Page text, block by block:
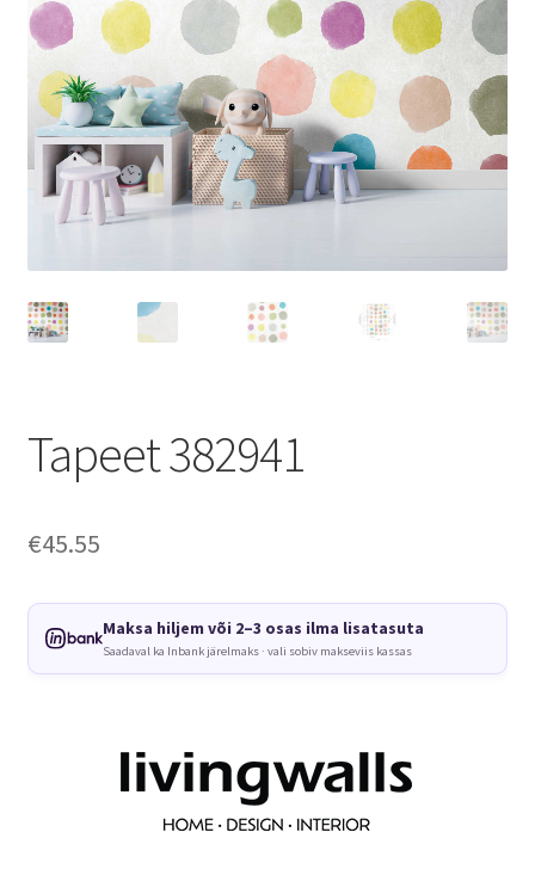
Tapeet 382941
€45.55
Maksa hiljem või 2–3 osas ilma lisatasuta
Saadaval ka Inbank järelmaks · vali sobiv makseviis kassas